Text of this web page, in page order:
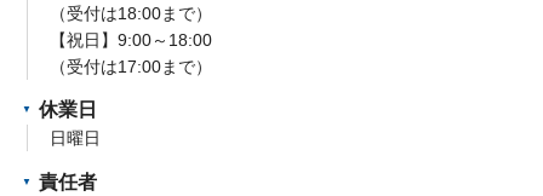
（受付は18:00まで）
【祝日】9:00～18:00
（受付は17:00まで）
休業日
日曜日
責任者